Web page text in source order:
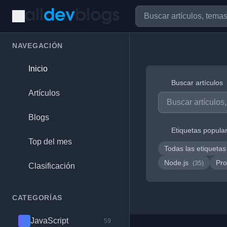
NAVEGACIÓN
Inicio
Artículos
Blogs
Top del mes
Clasificación
CATEGORÍAS
JavaScript 59
Buscar artículos
Etiquetas
Todas las etiquetas
Node.js (35)